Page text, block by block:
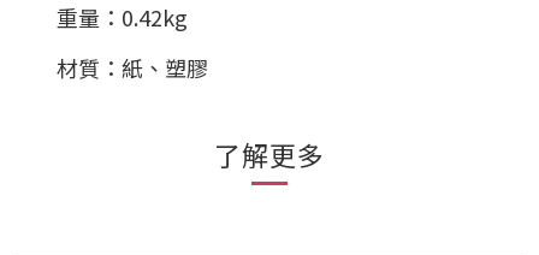
重量：0.42kg
材質：紙、塑膠
了解更多